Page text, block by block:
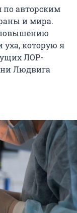
авторским
и мира.
которую я
ЛОР-
Людвига